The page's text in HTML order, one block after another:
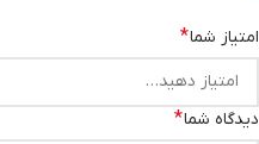
امتیاز شما*
دیدگاه شما*